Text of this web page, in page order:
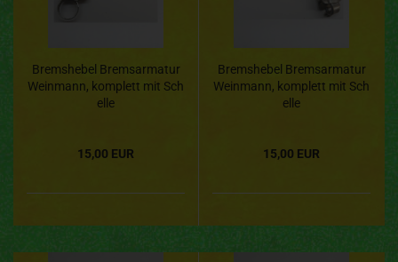
Bremshebel Bremsarmatur
Weinmann, komplett mit Sch
elle
15,00 EUR
Bremshebel Bremsarmatur
Weinmann, komplett mit Sch
elle
15,00 EUR